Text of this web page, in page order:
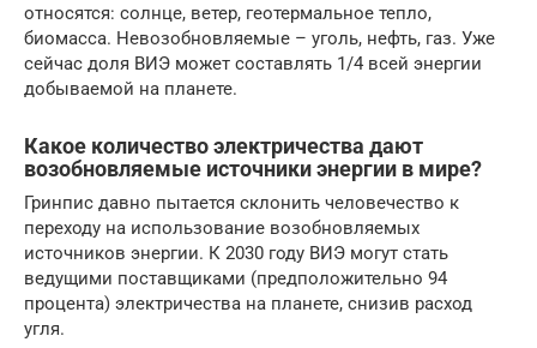
относятся: солнце, ветер, геотермальное тепло,
биомасса. Невозобновляемые – уголь, нефть, газ. Уже
сейчас доля ВИЭ может составлять 1/4 всей энергии
добываемой на планете.
Какое количество электричества дают
возобновляемые источники энергии в мире?
Гринпис давно пытается склонить человечество к
переходу на использование возобновляемых
источников энергии. К 2030 году ВИЭ могут стать
ведущими поставщиками (предположительно 94
процента) электричества на планете, снизив расход
угля.